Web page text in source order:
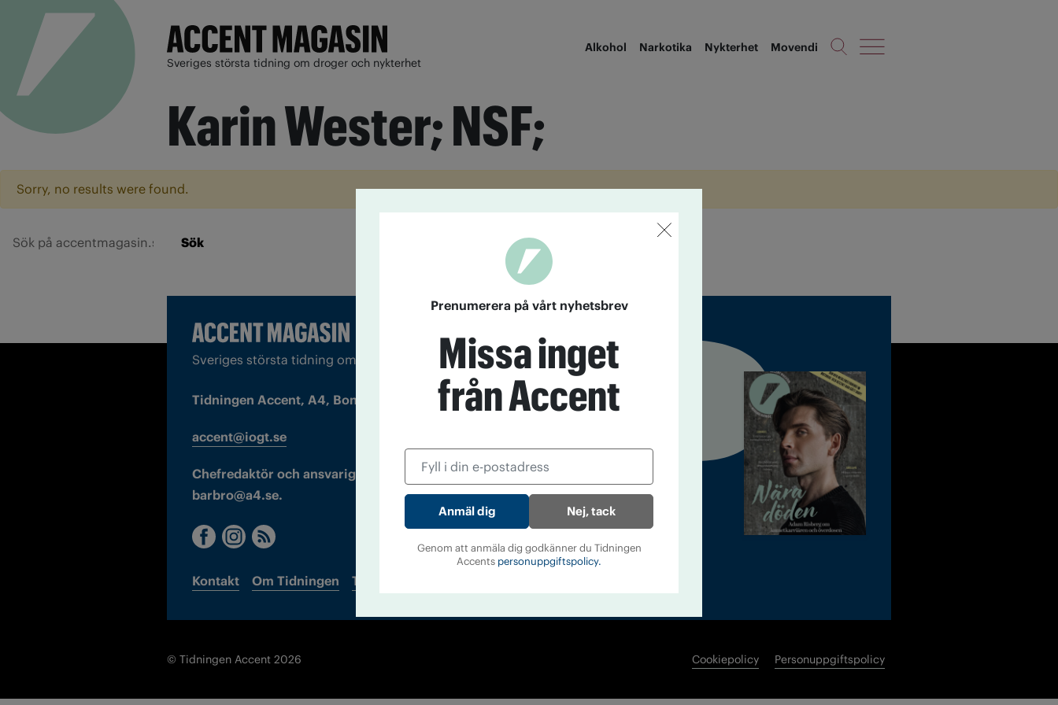
Sveriges största tidning om droger och nykterhet
Alkohol Narkotika Nykterhet Movendi
Karin Wester; NSF;
Sorry, no results were found.
Sök
Sveriges största tidning om droger och nykterhet
Tidningen Accent, A4, Bondegatan 21, 116 33 Stockholm
accent@iogt.se
Chefredaktör och ansvarig utgivare: Barbro Janson Lundkvist,
barbro@a4.se.
Kontakt Om Tidningen Tidningsarkiv
© Tidningen Accent 2026 Cookiepolicy Personuppgiftspolicy
Prenumerera på vårt nyhetsbrev
Missa inget
från Accent
Nej, tack
Genom att anmäla dig godkänner du Tidningen
Accents personuppgiftspolicy.